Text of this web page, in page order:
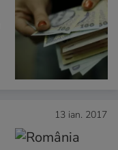
13 ian. 2017